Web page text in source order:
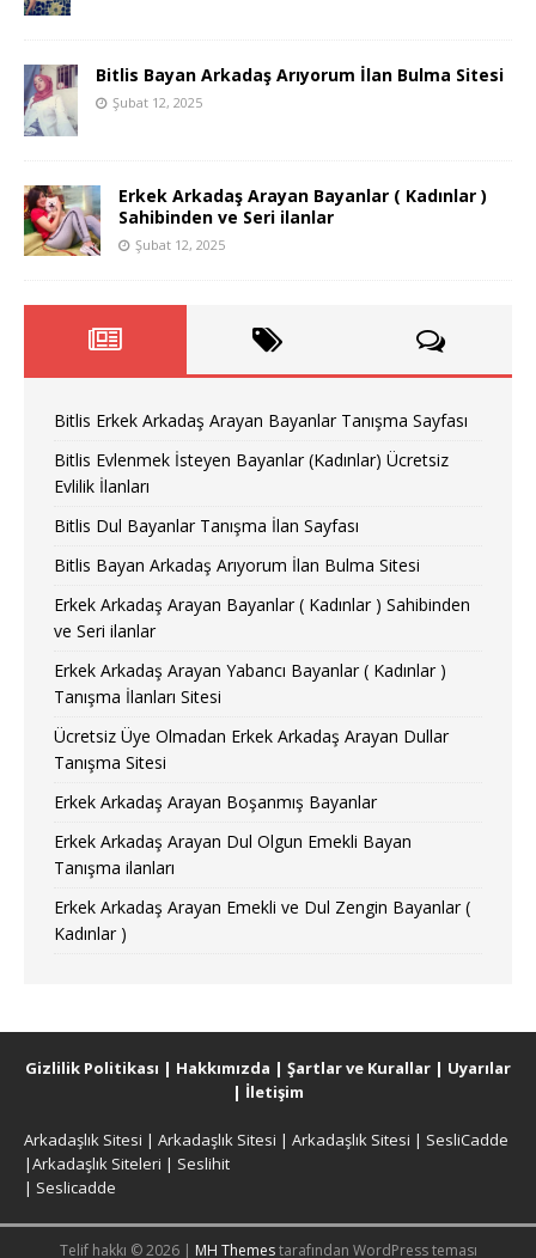
Bitlis Bayan Arkadaş Arıyorum İlan Bulma Sitesi
Şubat 12, 2025
Erkek Arkadaş Arayan Bayanlar ( Kadınlar )
Sahibinden ve Seri ilanlar
Şubat 12, 2025
Bitlis Erkek Arkadaş Arayan Bayanlar Tanışma Sayfası
Bitlis Evlenmek İsteyen Bayanlar (Kadınlar) Ücretsiz
Evlilik İlanları
Bitlis Dul Bayanlar Tanışma İlan Sayfası
Bitlis Bayan Arkadaş Arıyorum İlan Bulma Sitesi
Erkek Arkadaş Arayan Bayanlar ( Kadınlar ) Sahibinden
ve Seri ilanlar
Erkek Arkadaş Arayan Yabancı Bayanlar ( Kadınlar )
Tanışma İlanları Sitesi
Ücretsiz Üye Olmadan Erkek Arkadaş Arayan Dullar
Tanışma Sitesi
Erkek Arkadaş Arayan Boşanmış Bayanlar
Erkek Arkadaş Arayan Dul Olgun Emekli Bayan
Tanışma ilanları
Erkek Arkadaş Arayan Emekli ve Dul Zengin Bayanlar (
Kadınlar )
Gizlilik Politikası | Hakkımızda | Şartlar ve Kurallar | Uyarılar
| İletişim
Arkadaşlık Sitesi | Arkadaşlık Sitesi | Arkadaşlık Sitesi | SesliCadde
|Arkadaşlık Siteleri | Seslihit
| Seslicadde
Telif hakkı © 2026 | MH Themestarafından WordPress teması